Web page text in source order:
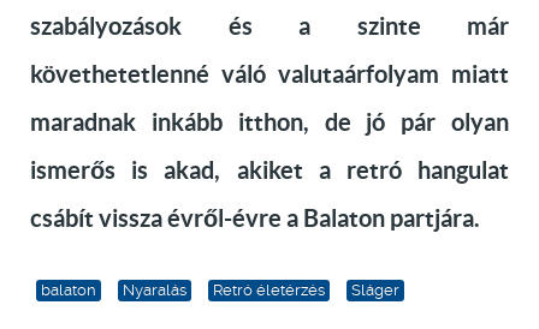
szabályozások és a szinte már
követhetetlenné váló valutaárfolyam miatt
maradnak inkább itthon, de jó pár olyan
ismerős is akad, akiket a retró hangulat
csábít vissza évről-évre a Balaton partjára.
balaton Nyaralás Retró életérzés Sláger